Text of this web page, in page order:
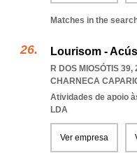
Matches in the
Lourisom -
R DOS MIOSÓTIS 39,
CHARNECA
Atividades de apoio
LDA
Ver empresa